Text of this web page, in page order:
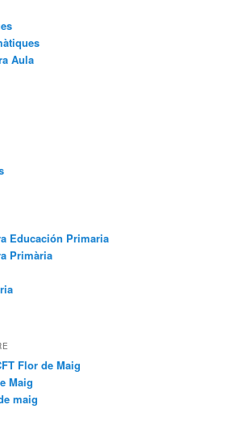
Aula
Educación Primaria
Primària
Flor de Maig
Maig
maig